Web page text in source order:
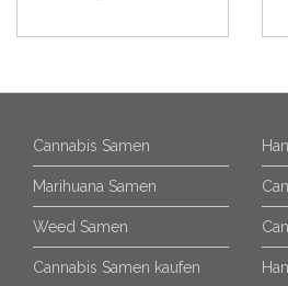
Cannabis Samen
Marihuana Samen
Weed Samen
Cannabis Samen kaufen